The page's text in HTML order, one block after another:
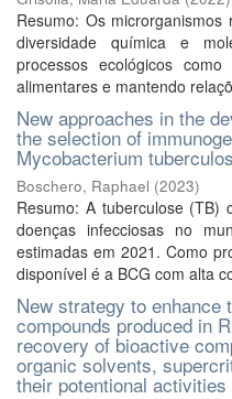
Resumo: Os
diversidade química e
processos ecológicos
alimentares e mantendo
New approaches in the
the selection of
Mycobacterium
Boschero, Raphael (2023)
Resumo: A tuberculose (TB)
doenças infecciosas no
estimadas em 2021. Como
disponível é a BCG com alta
New strategy to
compounds produced in
recovery of bioactive
organic solvents,
their potentional activities